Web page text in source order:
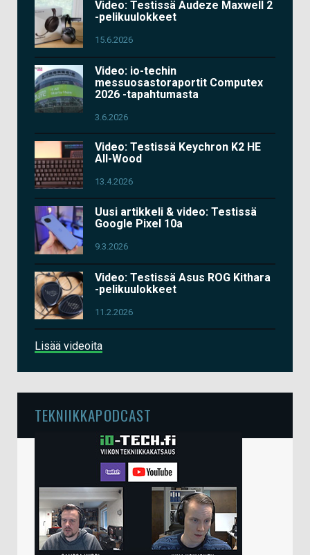
Video: Testissä Audeze Maxwell 2
-pelikuulokkeet
15.6.2026
Video: io-techin
messuosastoraportit Computex
2026 -tapahtumasta
3.6.2026
Video: Testissä Keychron K2 HE
All-Wood
13.4.2026
Uusi artikkeli & video: Testissä
Google Pixel 10a
9.3.2026
Video: Testissä Asus ROG Kithara
-pelikuulokkeet
11.2.2026
Lisää videoita
TEKNIIKKAPODCAST